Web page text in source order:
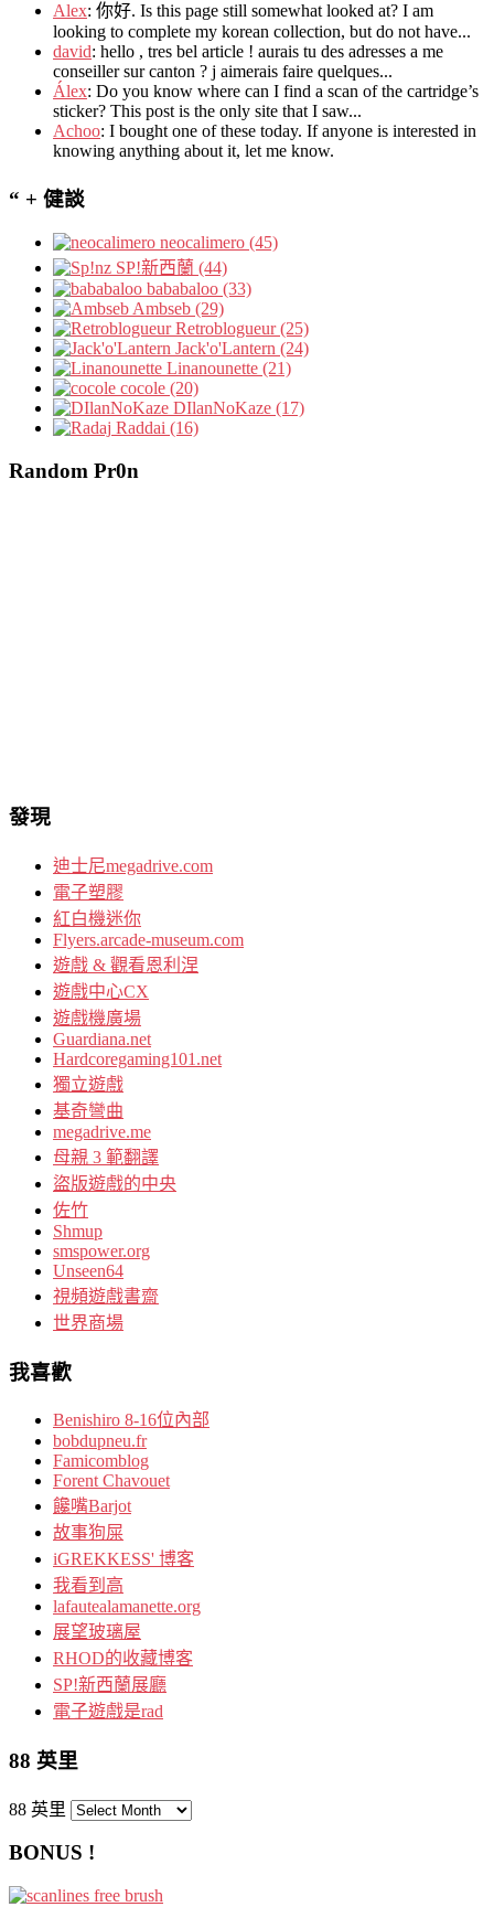
Alex: 你好. Is this page still somewhat looked at? I am
looking to complete my korean collection, but do not have...
david: hello , tres bel article ! aurais tu des adresses a me
conseiller sur canton ? j aimerais faire quelques...
Álex: Do you know where can I find a scan of the cartridge’s
sticker? This post is the only site that I saw...
Achoo: I bought one of these today. If anyone is interested in
knowing anything about it, let me know.
“ + 健談
neocalimero (45)
SP!新西蘭 (44)
bababaloo (33)
Ambseb (29)
Retroblogueur (25)
Jack'o'Lantern (24)
Linanounette (21)
cocole (20)
DIlanNoKaze (17)
Raddai (16)
Random Pr0n
發現
迪士尼megadrive.com
電子塑膠
紅白機迷你
Flyers.arcade-museum.com
遊戲 & 觀看恩利涅
遊戲中心CX
遊戲機廣場
Guardiana.net
Hardcoregaming101.net
獨立遊戲
基奇彎曲
megadrive.me
母親 3 範翻譯
盜版遊戲的中央
佐竹
Shmup
smspower.org
Unseen64
視頻遊戲書齋
世界商場
我喜歡
Benishiro 8-16位內部
bobdupneu.fr
Famicomblog
Forent Chavouet
饞嘴Barjot
故事狗屎
iGREKKESS' 博客
我看到高
lafautealamanette.org
展望玻璃屋
RHOD的收藏博客
SP!新西蘭展廳
電子遊戲是rad
88 英里
88 英里
BONUS !